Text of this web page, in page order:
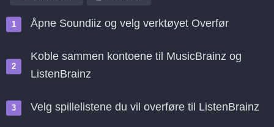
Åpne Soundiiz og velg verktøyet Overfør
Koble sammen kontoene til MusicBrainz og
ListenBrainz
Velg spillelistene du vil overføre til ListenBrainz